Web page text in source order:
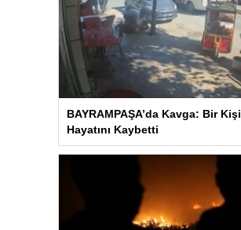
BAYRAMPAŞA’da Kavga: Bir Kişi
Hayatını Kaybetti